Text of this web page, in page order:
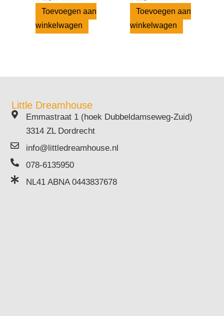
Toevoegen aan
winkelwagen
Toevoegen aan
winkelwagen
Little Dreamhouse
Emmastraat 1 (hoek Dubbeldamseweg-Zuid)
3314 ZL Dordrecht
info@littledreamhouse.nl
078-6135950
NL41 ABNA 0443837678